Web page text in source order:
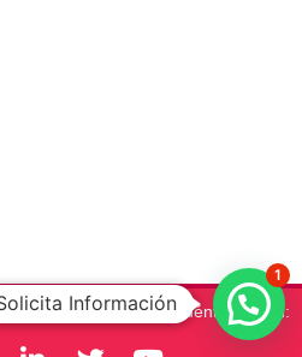
Encuéntrenos en:
1
Información